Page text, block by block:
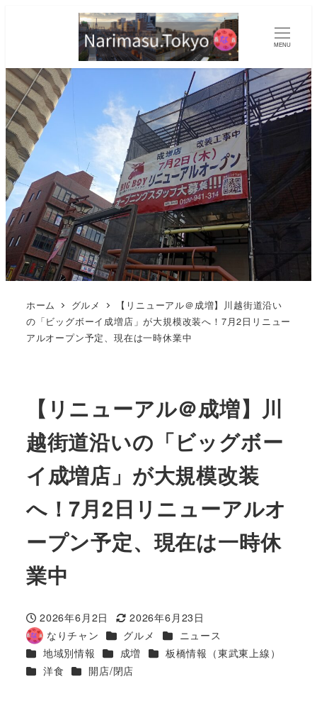
MENU
ホーム グルメ
【リニューアル＠成増】川越街道沿い
の「ビッグボーイ成増店」が大規模改装へ！7月2日リニュー
アルオープン予定、現在は一時休業中
【リニューアル＠成増】川
越街道沿いの「ビッグボー
イ成増店」が大規模改装
へ！7月2日リニューアルオ
ープン予定、現在は一時休
業中
投稿日
2026年6月2日
更新日
2026年6月23日
著
者
なりチャン カテゴリー
グルメ カテゴリー
ニュース
カテゴリー
地域別情報 カテゴリー
成増 カテゴリー
板橋情報（東武東上線）
カテゴリー
洋食 カテゴリー
開店/閉店